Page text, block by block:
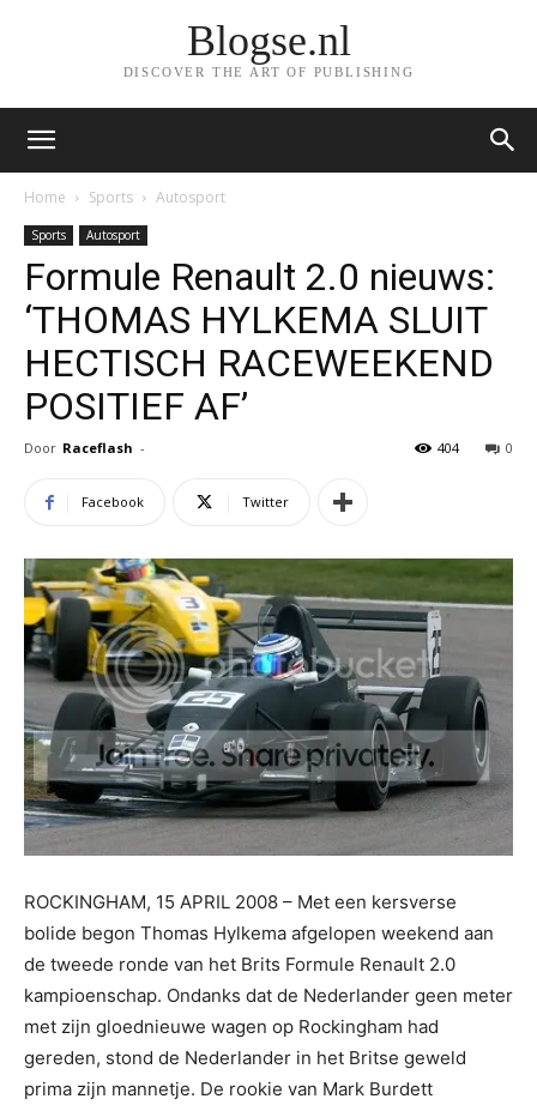
Blogse.nl
DISCOVER THE ART OF PUBLISHING
Home Sports Autosport
Sports Autosport
Formule Renault 2.0 nieuws:
‘THOMAS HYLKEMA SLUIT
HECTISCH RACEWEEKEND
POSITIEF AF’
Door Raceflash - 0
404
Facebook Twitter
ROCKINGHAM, 15 APRIL 2008 – Met een kersverse
bolide begon Thomas Hylkema afgelopen weekend aan
de tweede ronde van het Brits Formule Renault 2.0
kampioenschap. Ondanks dat de Nederlander geen meter
met zijn gloednieuwe wagen op Rockingham had
gereden, stond de Nederlander in het Britse geweld
prima zijn mannetje. De rookie van Mark Burdett